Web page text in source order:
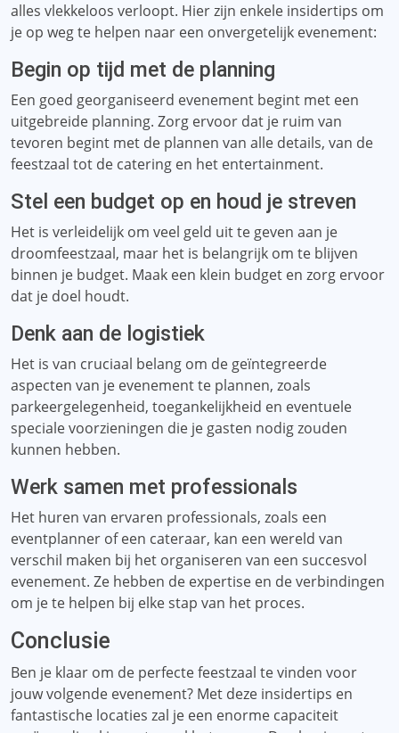
alles vlekkeloos verloopt. Hier zijn enkele insidertips om
je op weg te helpen naar een onvergetelijk evenement:
Begin op tijd met de planning
Een goed georganiseerd evenement begint met een
uitgebreide planning. Zorg ervoor dat je ruim van
tevoren begint met de plannen van alle details, van de
feestzaal tot de catering en het entertainment.
Stel een budget op en houd je streven
Het is verleidelijk om veel geld uit te geven aan je
droomfeestzaal, maar het is belangrijk om te blijven
binnen je budget. Maak een klein budget en zorg ervoor
dat je doel houdt.
Denk aan de logistiek
Het is van cruciaal belang om de geïntegreerde
aspecten van je evenement te plannen, zoals
parkeergelegenheid, toegankelijkheid en eventuele
speciale voorzieningen die je gasten nodig zouden
kunnen hebben.
Werk samen met professionals
Het huren van ervaren professionals, zoals een
eventplanner of een cateraar, kan een wereld van
verschil maken bij het organiseren van een succesvol
evenement. Ze hebben de expertise en de verbindingen
om je te helpen bij elke stap van het proces.
Conclusie
Ben je klaar om de perfecte feestzaal te vinden voor
jouw volgende evenement? Met deze insidertips en
fantastische locaties zal je een enorme capaciteit